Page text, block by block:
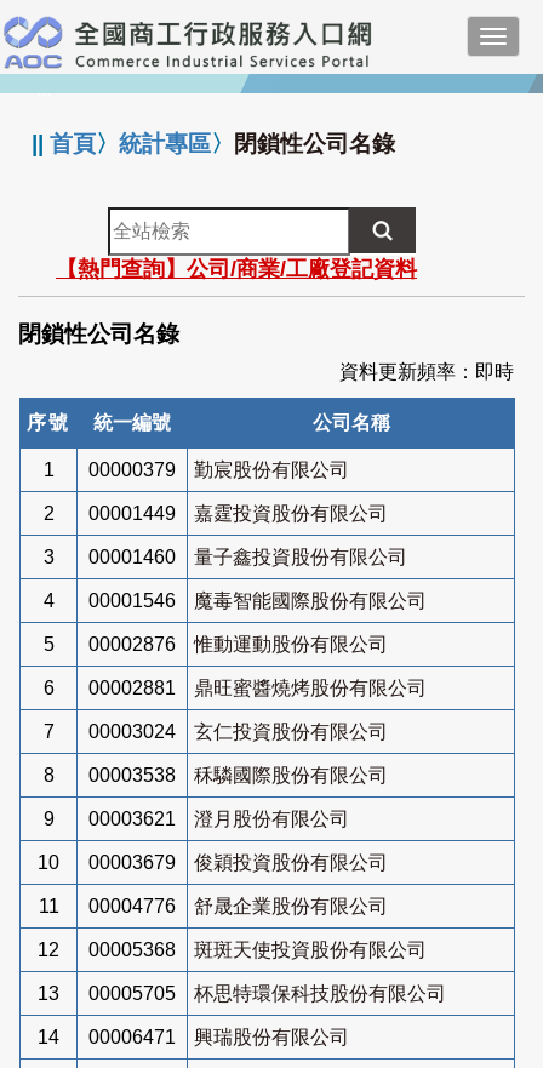
跳
到
主
要
:::
||首頁〉統計專區〉 閉鎖性公司名錄
全
站
檢
索
【熱門查詢】公司/商業/工廠登記資料
閉鎖性公司名錄
資料更新頻率：即時
序號 統一編號 公司名稱
1 00000379 勤宸股份有限公司
2 00001449 嘉霆投資股份有限公司
3 00001460 量子鑫投資股份有限公司
4 00001546 魔毒智能國際股份有限公司
5 00002876 惟動運動股份有限公司
6 00002881 鼎旺蜜醬燒烤股份有限公司
7 00003024 玄仁投資股份有限公司
8 00003538 秝驎國際股份有限公司
9 00003621 澄月股份有限公司
10 00003679 俊穎投資股份有限公司
11 00004776 舒晟企業股份有限公司
12 00005368 斑斑天使投資股份有限公司
13 00005705 杯思特環保科技股份有限公司
14 00006471 興瑞股份有限公司